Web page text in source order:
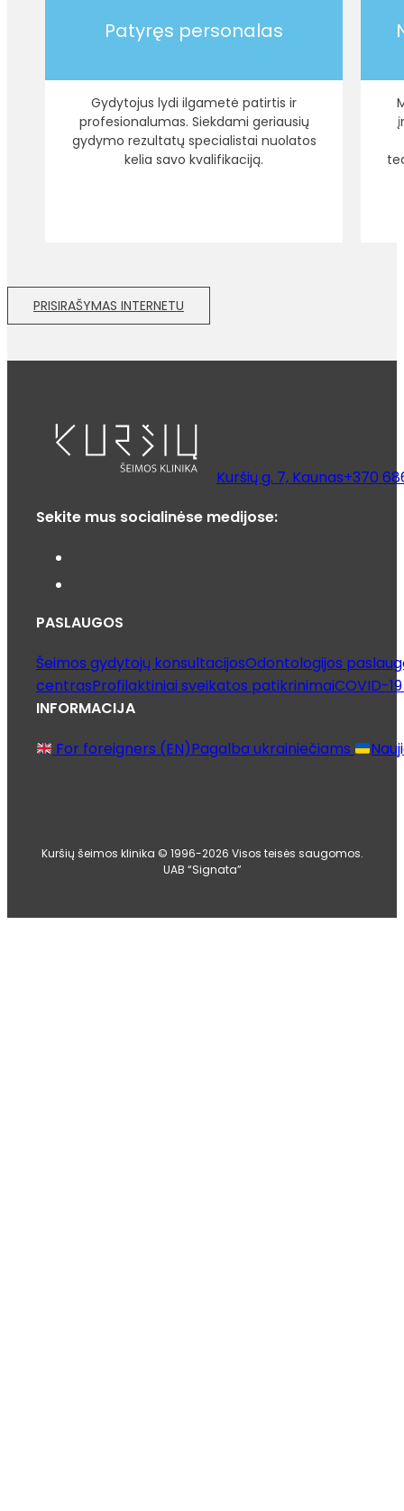
Patyręs personalas
Gydytojus lydi ilgametė patirtis ir
profesionalumas. Siekdami geriausių
gydymo rezultatų specialistai nuolatos
kelia savo kvalifikaciją.
PRISIRAŠYMAS INTERNETU
Kuršių g. 7, Kaunas+370
Sekite mus socialinėse medijose:
PASLAUGOS
Šeimos gydytojų konsultacijosOdontologijos
centrasProfilaktiniai sveikatos patikrinimaiCOVID-
INFORMACIJA
For foreigners (EN)Pagalba ukrainiečiams
Kuršių šeimos klinika © 1996-2026 Visos teisės saugomos.
UAB “Signata”